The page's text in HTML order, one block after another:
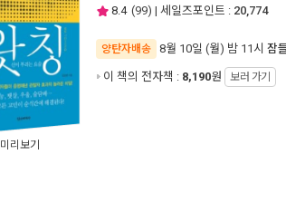
미리보기
8.4 (99) | 세일즈포인트 : 20,774
양탄자배송 8월 10일 (월) 밤 11시 잠
이 책의 전자책 : 8,190원 보러 가기